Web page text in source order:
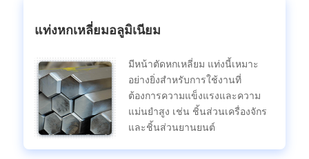
แท่งหกเหลี่ยมอลูมิเนียม
มีหน้าตัดหกเหลี่ยม แท่งนี้เหมาะ
อย่างยิ่งสําหรับการใช้งานที่
ต้องการความแข็งแรงและความ
แม่นยําสูง เช่น ชิ้นส่วนเครื่องจักร
และชิ้นส่วนยานยนต์